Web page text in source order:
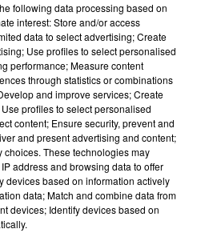
following data processing based on
interest: Store and/or access
data to select advertising; Create
Use profiles to select personalised
performance; Measure content
through statistics or combinations
and improve services; Create
profiles to select personalised
content; Ensure security, prevent and
and present advertising and content;
These technologies may
address and browsing data to offer
devices based on information actively
data; Match and combine data from
devices; Identify devices based on